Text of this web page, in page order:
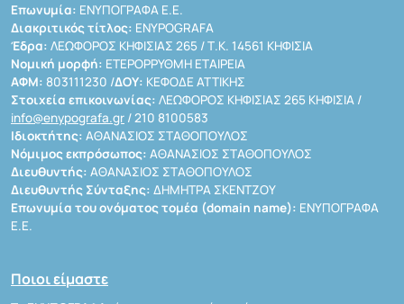
Επωνυμία: ΕΝΥΠΟΓΡΑΦΑ Ε.Ε.
Διακριτικός τίτλος: ENYPOGRAFA
Έδρα: ΛΕΩΦΟΡΟΣ ΚΗΦΙΣΙΑΣ 265 / Τ.Κ. 14561 ΚΗΦΙΣΙΑ
Νομική μορφή: ΕΤΕΡΟΡΡΥΘΜΗ ΕΤΑΙΡΕΙΑ
ΑΦΜ: 803111230 /ΔΟΥ: ΚΕΦΟΔΕ ΑΤΤΙΚΗΣ
Στοιχεία επικοινωνίας: ΛΕΩΦΟΡΟΣ ΚΗΦΙΣΙΑΣ 265 ΚΗΦΙΣΙΑ /
info@enypografa.gr / 210 8100583
Ιδιοκτήτης: ΑΘΑΝΑΣΙΟΣ ΣΤΑΘΟΠΟΥΛΟΣ
Νόμιμος εκπρόσωπος: ΑΘΑΝΑΣΙΟΣ ΣΤΑΘΟΠΟΥΛΟΣ
Διευθυντής: ΑΘΑΝΑΣΙΟΣ ΣΤΑΘΟΠΟΥΛΟΣ
Διευθυντής Σύνταξης: ΔΗΜΗΤΡΑ ΣΚΕΝΤΖΟΥ
Επωνυμία του ονόματος τομέα (domain name): ΕΝΥΠΟΓΡΑΦΑ
Ε.Ε.
Ποιοι είμαστε